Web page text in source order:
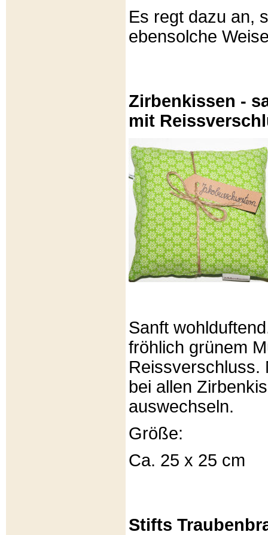
Es regt dazu an,
ebensolche
Zirbenkissen -
mit
Sanft
fröhlich grünem
Reissverschluss.
bei allen
auswechseln.
Größe:
Ca. 25 x 25 cm
Stifts